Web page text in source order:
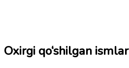
Oxirgi qo‘shilgan ismlar